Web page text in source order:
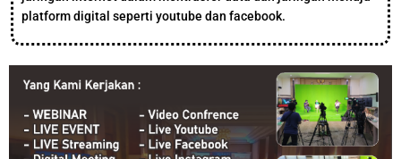
platform digital seperti youtube dan facebook.